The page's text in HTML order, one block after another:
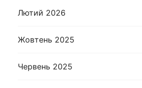
Лютий 2026
Жовтень 2025
Червень 2025